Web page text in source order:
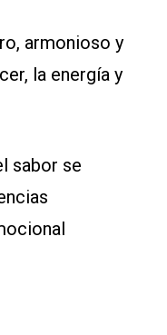
armonioso y
la energía y
sabor se